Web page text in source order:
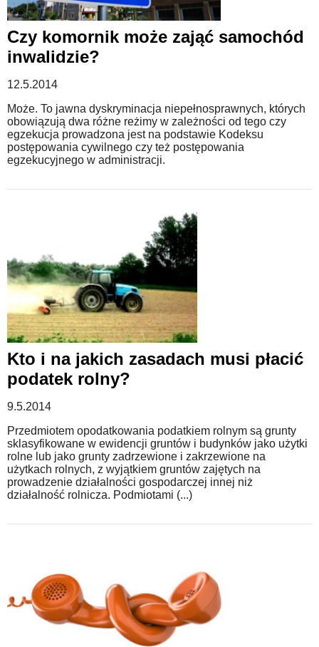
Czy komornik może zająć samochód
inwalidzie?
12.5.2014
Może. To jawna dyskryminacja niepełnosprawnych, których
obowiązują dwa różne reżimy w zależności od tego czy
egzekucja prowadzona jest na podstawie Kodeksu
postępowania cywilnego czy też postępowania
egzekucyjnego w administracji.
Kto i na jakich zasadach musi płacić
podatek rolny?
9.5.2014
Przedmiotem opodatkowania podatkiem rolnym są grunty
sklasyfikowane w ewidencji gruntów i budynków jako użytki
rolne lub jako grunty zadrzewione i zakrzewione na
użytkach rolnych, z wyjątkiem gruntów zajętych na
prowadzenie działalności gospodarczej innej niż
działalność rolnicza. Podmiotami (...)